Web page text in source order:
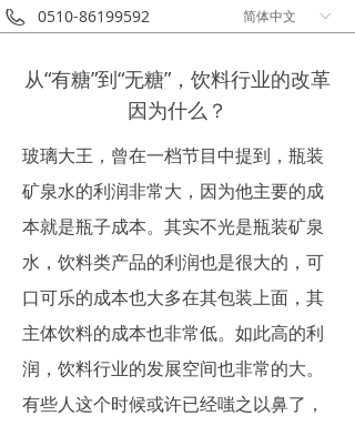
0510-86199592 ꀅ
简体中文
从“有糖”到“无糖”，饮料行业的改革
因为什么？
玻璃大王，曾在一档节目中提到，瓶装
矿泉水的利润非常大，因为他主要的成
本就是瓶子成本。其实不光是瓶装矿泉
水，饮料类产品的利润也是很大的，可
口可乐的成本也大多在其包装上面，其
主体饮料的成本也非常低。如此高的利
润，饮料行业的发展空间也非常的大。
有些人这个时候或许已经嗤之以鼻了，